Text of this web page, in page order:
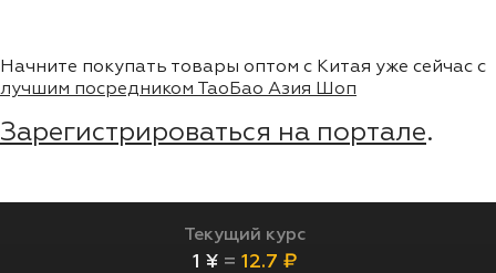
Начните покупать товары оптом с Китая уже сейчас с
лучшим посредником ТаоБао Азия Шоп
Зарегистрироваться на портале.
Текущий курс
1 ¥ = 12.7 ₽